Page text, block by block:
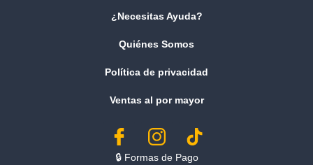
¿Necesitas Ayuda?
Quiénes Somos
Política de privacidad
Ventas al por mayor
🔒︎ Formas de Pago